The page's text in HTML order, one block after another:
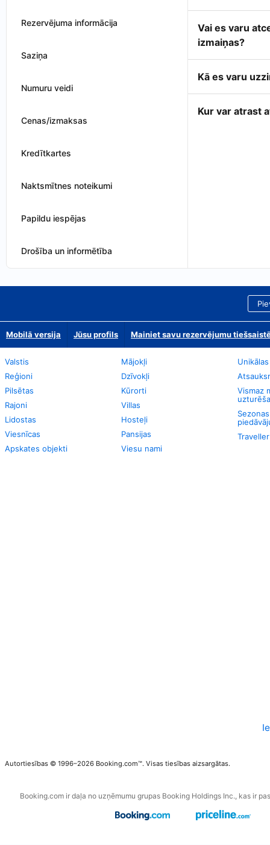
Rezervējuma informācija
Saziņa
Numuru veidi
Cenas/izmaksas
Kredītkartes
Naktsmītnes noteikumi
Papildu iespējas
Drošība un informētība
Vai es varu
izmaiņas?
Kā es varu
Kur var atrast
Mobilā versija Jūsu profils Mainiet savu rezervējumu
Valstis
Reģioni
Pilsētas
Rajoni
Lidostas
Viesnīcas
Apskates objekti
Mājokļi
Dzīvokļi
Kūrorti
Villas
Hosteļi
Pansijas
Viesu nami
Vismaz
Autortiesības © 1996–2026 Booking.com™. Visas tiesības aizsargātas.
Booking.com ir daļa no uzņēmumu grupas Booking Holdings Inc., kas ir